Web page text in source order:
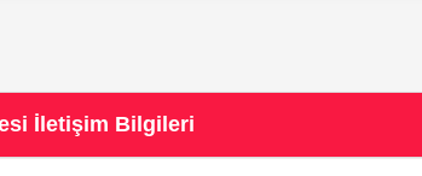
İletişim Bilgileri